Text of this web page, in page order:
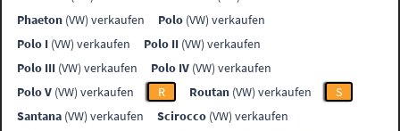
Phaeton (VW) verkaufen Polo (VW) verkaufen
Polo I (VW) verkaufen Polo II (VW) verkaufen
Polo III (VW) verkaufen Polo IV (VW) verkaufen
Polo V (VW) verkaufen R Routan (VW) verkaufen
S
Santana (VW) verkaufen Scirocco (VW) verkaufen